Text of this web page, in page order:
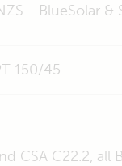
- BlueSolar &
150/45
CSA C22.2, all